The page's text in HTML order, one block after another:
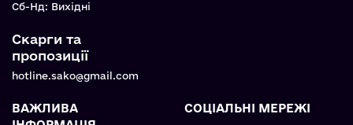
Cб-Нд: Вихідні
Скарги та
пропозиції
hotline.sako@gmail.com
ВАЖЛИВА
СОЦІАЛЬНІ МЕРЕЖІ